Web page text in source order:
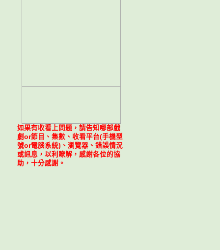
如果有收看上問題，請告知哪部戲
劇or節目、集數、收看平台(手機型
號or電腦系統)、瀏覽器、錯誤情況
或訊息，以利瞭解，感謝各位的協
助，十分感謝。